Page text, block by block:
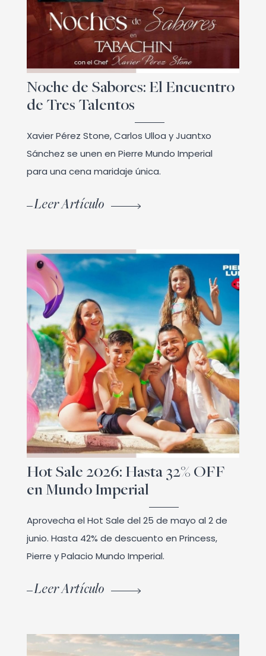
Noche de Sabores: El Encuentro
de Tres Talentos
Xavier Pérez Stone, Carlos Ulloa y Juantxo
Sánchez se unen en Pierre Mundo Imperial
para una cena maridaje única.
Leer Artículo
Hot Sale 2026: Hasta 32% OFF
en Mundo Imperial
Aprovecha el Hot Sale del 25 de mayo al 2 de
junio. Hasta 42% de descuento en Princess,
Pierre y Palacio Mundo Imperial.
Leer Artículo